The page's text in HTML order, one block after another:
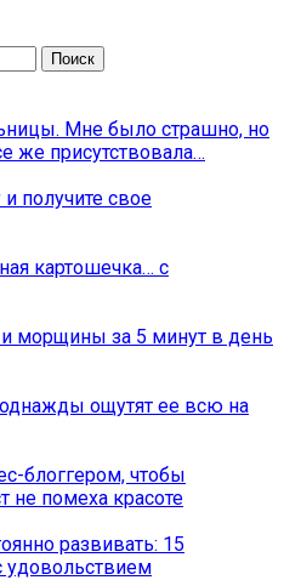
Мне было страшно, но
же присутствовала…
получите свое
картошечка… с
морщины за 5 минут в день
ощутят ее всю на
блоггером, чтобы
не помеха красоте
развивать: 15
удовольствием